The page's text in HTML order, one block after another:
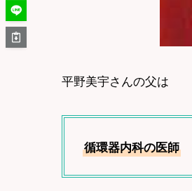
平野美宇さんの父は
循環器内科の医師